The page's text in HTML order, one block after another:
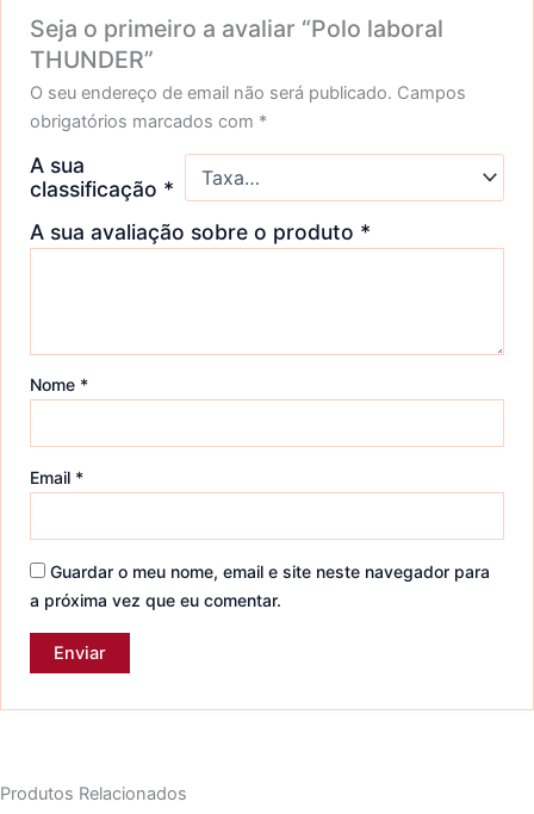
Seja o primeiro a avaliar “Polo laboral
THUNDER”
O seu endereço de email não será publicado. Campos
obrigatórios marcados com *
A sua
classificação *
A sua avaliação sobre o produto *
Nome *
Email *
Guardar o meu nome, email e site neste navegador para
a próxima vez que eu comentar.
Produtos Relacionados